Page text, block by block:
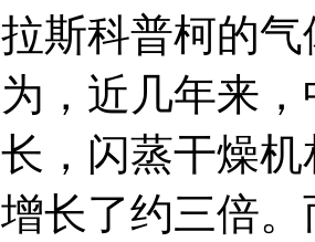
科普柯的气
，近几年来
，闪蒸干燥
长了约三倍